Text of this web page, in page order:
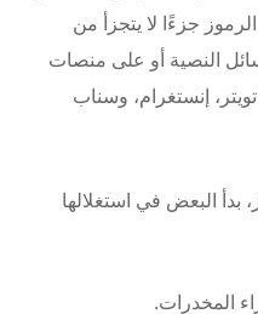
جزءًا لا يتجزأ من
النصية أو على منصات
إنستغرام، وسناب
بدأ البعض في استغلالها
المخدرات.